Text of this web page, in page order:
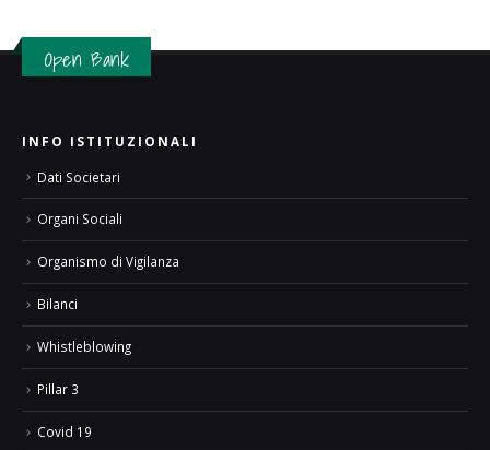
Open Bank
INFO ISTITUZIONALI
Dati Societari
Organi Sociali
Organismo di Vigilanza
Bilanci
Whistleblowing
Pillar 3
Covid 19